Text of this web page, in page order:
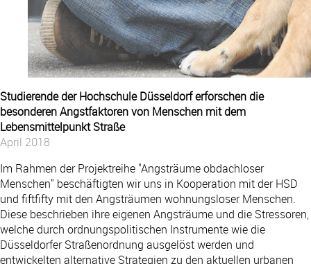
Studierende der Hochschule Düsseldorf erforschen die
besonderen Angstfaktoren von Menschen mit dem
Lebensmittelpunkt Straße
April 2018
Im Rahmen der Projektreihe "Angsträume obdachloser
Menschen" beschäftigten wir uns in Kooperation mit der HSD
und fiftfifty mit den Angsträumen wohnungsloser Menschen.
Diese beschrieben ihre eigenen Angsträume und die Stressoren,
welche durch ordnungspolitischen Instrumente wie die
Düsseldorfer Straßenordnung ausgelöst werden und
entwickelten alternative Strategien zu den aktuellen urbanen